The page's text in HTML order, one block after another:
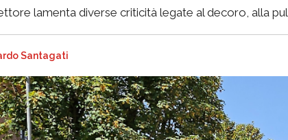
lamenta diverse criticità legate al decoro, alla
Santagati